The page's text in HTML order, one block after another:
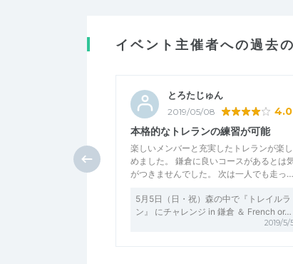
イベント主催者への過去
とろたじゅん
2019/05/08
本格的なトレランの練習が可能
楽しいメンバーと充実したトレランが楽し
めました。 鎌倉に良いコースがあるとは
がつきませんでした。 次は一人でも走っ…
5月5日（日・祝）森の中で『トレイルラ
ン』 にチャレンジ in 鎌倉 ＆ French or…
2019/5/